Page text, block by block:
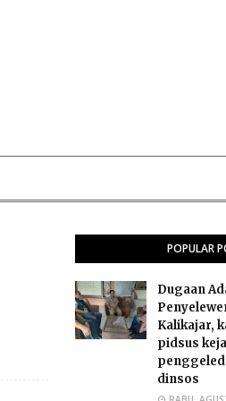
POPULAR
Dugaan
Kalikajar,
pidsus
dinsos